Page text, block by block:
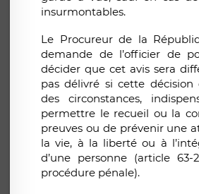
insurmontables.
Le Procureur de la
demande de l’officier de
décider que cet avis sera
pas délivré si cette décision
des circonstances,
permettre le recueil ou la
preuves ou de prévenir une
la vie, à la liberté ou à
d’une personne (article
procédure pénale).